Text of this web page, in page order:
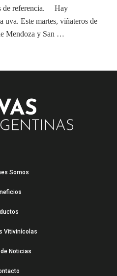
de referencia. Hay
uva. Este martes, viñateros de
Mendoza y San …
Somos
Vitivinícolas
Noticias